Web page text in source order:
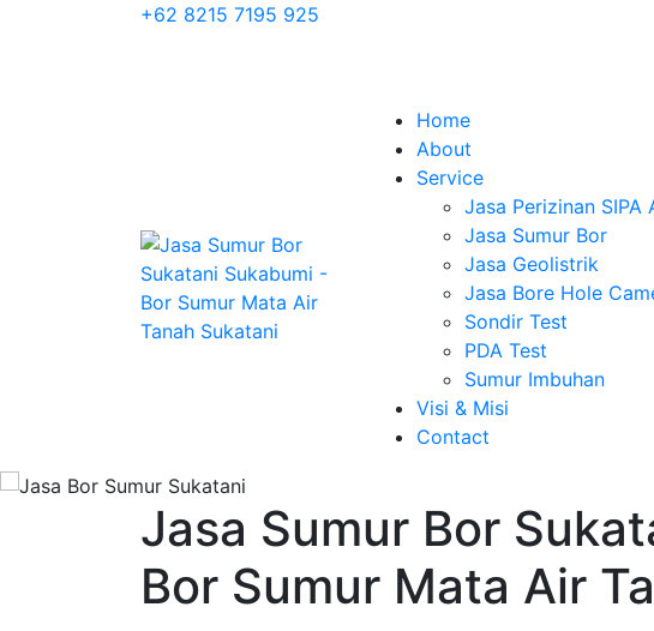
+62 8215 7195 925
Home
About
Service
Jasa Perizinan SIPA
Jasa Sumur Bor
Jasa Geolistrik
Jasa Bore Hole
Sondir Test
PDA Test
Sumur Imbuhan
Visi & Misi
Contact
Jasa Sumur Bor
Bor Sumur Mata Air